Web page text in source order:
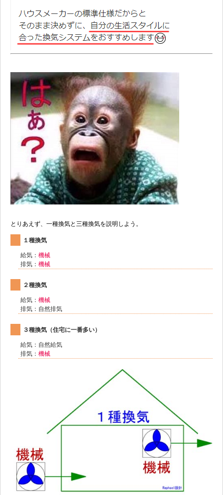
とりあえず、一種換気と三種換気を説明しよう。
１種換気
給気： 機械
排気： 機械
２種換気
給気： 機械
排気：自然排気
３種換気（住宅に一番多い）
給気：自然給気
排気： 機械